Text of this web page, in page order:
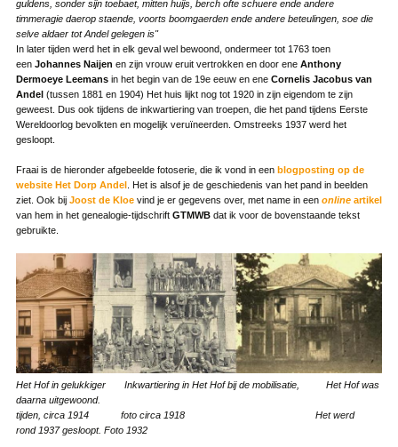
guldens, sonder sijn toebaet, mitten huijs, berch ofte schuere ende andere
timmeragie daerop staende, voorts boomgaerden ende andere beteulingen, soe die
selve aldaer tot Andel gelegen is"
In later tijden werd het in elk geval wel bewoond, ondermeer tot 1763 toen
een Johannes Naijen en zijn vrouw eruit vertrokken en door ene Anthony
Dermoeye Leemansin het begin van de 19e eeuw en ene Cornelis Jacobus van
Andel(tussen 1881 en 1904) Het huis lijkt nog tot 1920 in zijn eigendom te zijn
geweest. Dus ook tijdens de inkwartiering van troepen, die het pand tijdens Eerste
Wereldoorlog bevolkten en mogelijk veruïneerden. Omstreeks 1937 werd het
gesloopt.
Fraai is de hieronder afgebeelde fotoserie, die ik vond in een blogposting op de
website Het Dorp Andel. Het is alsof je de geschiedenis van het pand in beelden
ziet. Ook bij Joost de Kloevind je er gegevens over, met name in een onlineartikel
van hem in het genealogie-tijdschrift GTMWBdat ik voor de bovenstaande tekst
gebruikte.
Het Hof in gelukkiger
Inkwartiering in Het Hof bij de mobilisatie, Het Hof was
daarna uitgewoond.
tijden, circa 1914 foto circa 1918
Het werd
rond 1937 gesloopt. Foto 1932